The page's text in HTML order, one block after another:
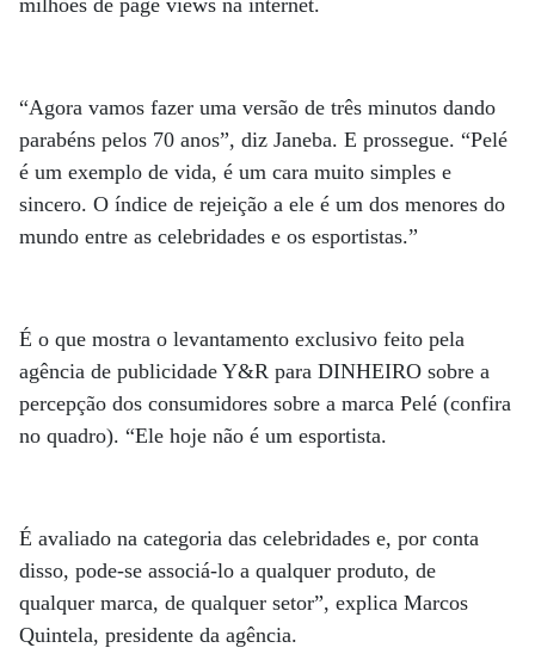
milhões de page views na internet.
“Agora vamos fazer uma versão de três minutos dando
parabéns pelos 70 anos”, diz Janeba. E prossegue. “Pelé
é um exemplo de vida, é um cara muito simples e
sincero. O índice de rejeição a ele é um dos menores do
mundo entre as celebridades e os esportistas.”
É o que mostra o levantamento exclusivo feito pela
agência de publicidade Y&R para DINHEIRO sobre a
percepção dos consumidores sobre a marca Pelé (confira
no quadro). “Ele hoje não é um esportista.
É avaliado na categoria das celebridades e, por conta
disso, pode-se associá-lo a qualquer produto, de
qualquer marca, de qualquer setor”, explica Marcos
Quintela, presidente da agência.